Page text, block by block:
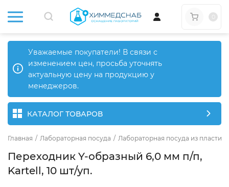
Уважаемые покупатели! В связи с
изменением цен, просьба уточнять
актуальную цену на продукцию у
менеджеров.
КАТАЛОГ ТОВАРОВ
Главная / Лабораторная посуда / Лабораторная посуда из пластика
Переходник Y-образный 6,0 мм п/п,
Kartell, 10 шт/уп.